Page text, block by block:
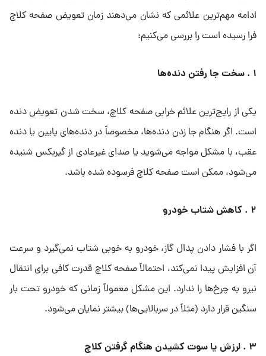
ادامه مهم‌ترین علائمی که نشان می‌دهند زمان تعویض صفحه کلاچ
فرا رسیده است را بررسی می‌کنیم:
۱ . سخت جا رفتن دنده‌ها
یکی از رایج‌ترین علائم خرابی صفحه کلاچ، سخت شدن تعویض دنده
است. اگر هنگام جا زدن دنده‌ها، مخصوصاً در دنده‌های پایین یا دنده
عقب، با مشکل مواجه می‌شوید یا صدای غیرعادی از گیربکس شنیده
می‌شود، ممکن است صفحه کلاچ فرسوده شده باشد.
۲ . کاهش شتاب خودرو
اگر با فشار دادن پدال گاز، خودرو به خوبی شتاب نمی‌گیرد و سرعت
آن افزایش پیدا نمی‌کند، احتمالاً صفحه کلاچ قدرت کافی برای انتقال
نیرو به چرخ‌ها را ندارد. این مشکل معمولاً زمانی که خودرو تحت بار
سنگین قرار دارد (مثلاً در سربالایی‌ها) بیشتر نمایان می‌شود.
۳ . لرزش یا سوت کشیدن هنگام گرفتن کلاچ